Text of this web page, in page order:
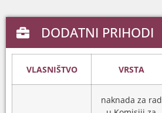
DODATNI PRIHODI
VLASNIŠTVO VRSTA
naknada za rad